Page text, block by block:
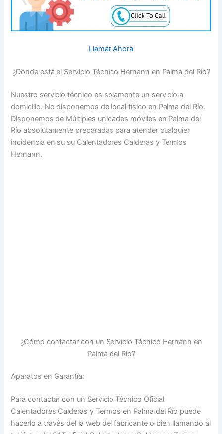
Llamar Ahora
¿Donde está el Servicio Técnico Hernann en Palma del Río?
Nuestro servicio técnico es solamente un servicio a
domicilio. No disponemos de local físico en Palma del Río.
Disponemos de Múltiples unidades móviles en Palma del
Río absolutamente preparadas para atender cualquier
incidencia en su su Calentadores Calderas y Termos
Hernann.
¿Cómo contactar con un Servicio Técnico Hernann en
Palma del Río?
Aparatos en Garantía:
Para contactar con un Servicio Técnico Oficial
Calentadores Calderas y Termos en Palma del Río puede
hacerlo a través del la web del fabricante o bien llamando al